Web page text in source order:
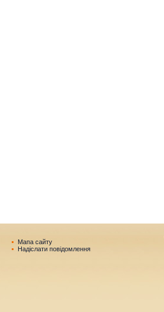
Мапа сайту
Надіслати повідомлення